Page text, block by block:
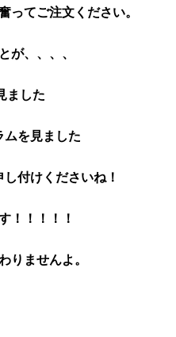
ってご注文ください。
が、、、、
ました
を見ました
付けくださいね！
！！！！！
りませんよ。